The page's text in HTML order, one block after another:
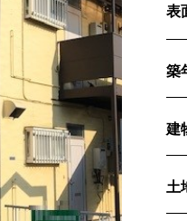
表
築
建
土